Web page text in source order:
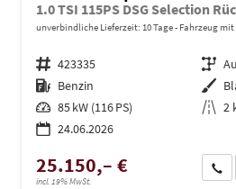
unverbindliche Lieferzeit: 10 Tage Fahrzeug
Fahrzeugnr. 423335 Getriebe
Kraftstoff Benzin Außenfarbe
Leistung 85 kW (116 PS) Kilometerstand 2
24.06.2026
25.150,– €
incl. 19% MwSt.